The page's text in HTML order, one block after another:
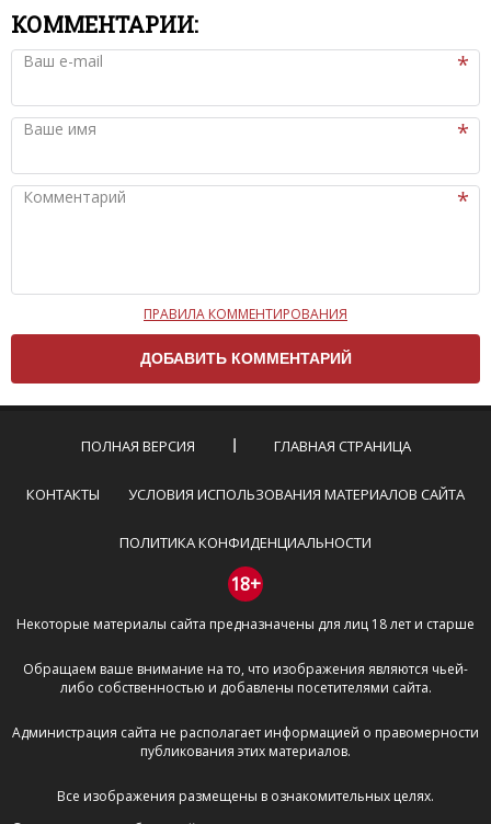
КОММЕНТАРИИ:
Ваш e-mail
Ваше имя
Комментарий
Чтобы ваш комментарий был опубликован на сайте,
вам нужно придерживаться следующих правил:
Комментарий не может быть слишком
короткой — избегайте односложных и чисто
эмоциональных высказываний.
Не стоит отклоняться от предмета обсуждения.
Пожалуйста, не используйте в комментарие
призывы к насилию и высказывания,
направленные на разжигание расовой,
межнациональной и религиозной розни —
пожалейте наших модераторов, они кстати
очень славные ребята, поверьте.
буквами.
Не копируйте рецензии с других сайтов, нам
важно именно ваше мнение.
Не размещайте рекламу!
И запаситесь терпением, все комментарии
публикуются только после модерации, поэтому ваш
ПРАВИЛА КОММЕНТИРОВАНИЯ
ПОЛНАЯ ВЕРСИЯ ГЛАВНАЯ СТРАНИЦА
КОНТАКТЫ УСЛОВИЯ ИСПОЛЬЗОВАНИЯ МАТЕРИАЛОВ САЙТА
ПОЛИТИКА КОНФИДЕНЦИАЛЬНОСТИ
18+
Некоторые материалы сайта предназначены для лиц 18 лет и старше
Обращаем ваше внимание на то, что изображения являются чьей-
либо собственностью и добавлены посетителями сайта.
Администрация сайта не располагает информацией о правомерности
публикования этих материалов.
Все изображения размещены в ознакомительных целях.